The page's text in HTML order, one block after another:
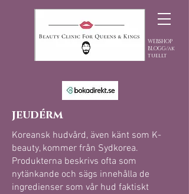
BLOGG/ak
tuellt
WEBSHOP
jeudérm
Koreansk hudvård, även känt som K-
beauty, kommer från Sydkorea.
Produkterna beskrivs ofta som
nytänkande och sägs innehålla de
ingredienser som vår hud faktiskt